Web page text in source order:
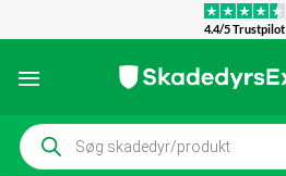
til
4.4/5 Trustpilot
Products
search